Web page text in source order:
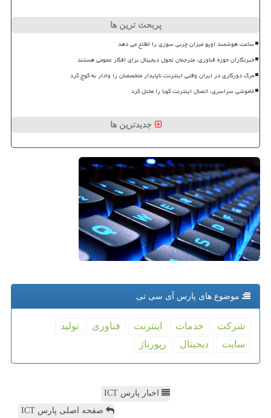
پربحث ترین ها
ساعت هوشمند اوپو میزان چربی سوزی را اطلاع می دهد
خبرنگاران حوزه فناوری، مترجمان تحول دیجیتال برای افکار عمومی هستند
مرگ دورکاری در ایران وقتی اینترنت ناپایدار متخصصان را وادار به کوچ کرد
خاموشی سراسری، اتصال اینترنت کوبا را مختل کرد
جدیدترین ها
موضوع های پارس آی سی تی
شركت خدمات اینترنت فناوری
تولید
سایت
دیجیتال رپورتاژ
اخبار پارس ICT
صفحه اصلی پارس ICT